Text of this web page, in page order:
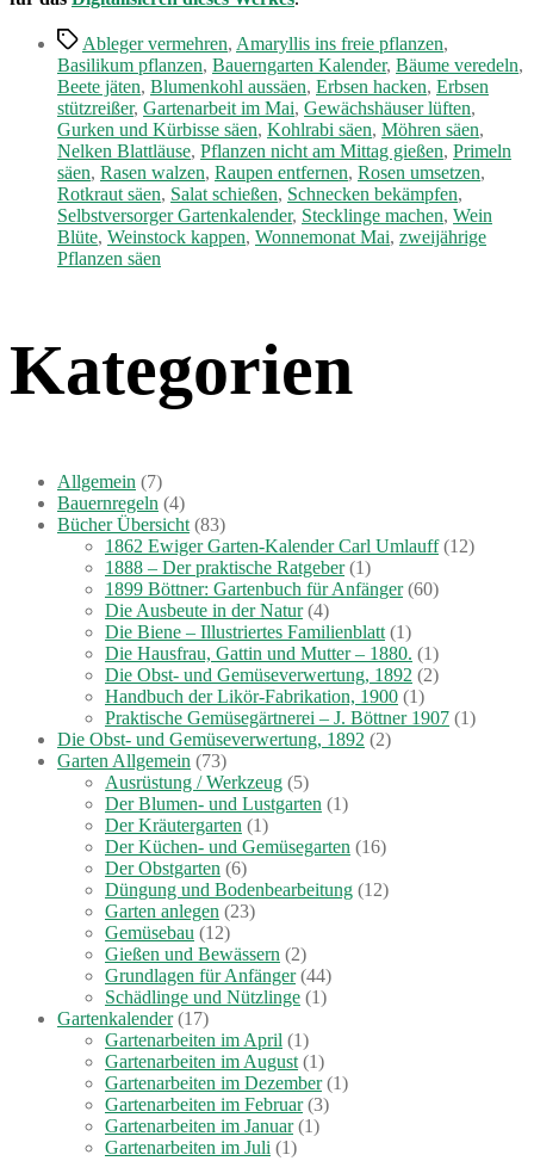
Schlagwörter
Ableger vermehren, Amaryllis ins freie pflanzen,
Basilikum pflanzen, Bauerngarten Kalender, Bäume veredeln,
Beete jäten, Blumenkohl aussäen, Erbsen hacken, Erbsen
stützreißer, Gartenarbeit im Mai, Gewächshäuser lüften,
Gurken und Kürbisse säen, Kohlrabi säen, Möhren säen,
Nelken Blattläuse, Pflanzen nicht am Mittag gießen, Primeln
säen, Rasen walzen, Raupen entfernen, Rosen umsetzen,
Rotkraut säen, Salat schießen, Schnecken bekämpfen,
Selbstversorger Gartenkalender, Stecklinge machen, Wein
Blüte, Weinstock kappen, Wonnemonat Mai, zweijährige
Pflanzen säen
Kategorien
Allgemein (7)
Bauernregeln (4)
Bücher Übersicht (83)
1862 Ewiger Garten-Kalender Carl Umlauff(12)
1888 – Der praktische Ratgeber(1)
1899 Böttner: Gartenbuch für Anfänger(60)
Die Ausbeute in der Natur(4)
Die Biene – Illustriertes Familienblatt (1)
Die Hausfrau, Gattin und Mutter – 1880. (1)
Die Obst- und Gemüseverwertung, 1892 (2)
Handbuch der Likör-Fabrikation, 1900 (1)
Praktische Gemüsegärtnerei – J. Böttner 1907 (1)
Die Obst- und Gemüseverwertung, 1892 (2)
Garten Allgemein (73)
Ausrüstung / Werkzeug (5)
Der Blumen- und Lustgarten (1)
Der Kräutergarten (1)
Der Küchen- und Gemüsegarten (16)
Der Obstgarten (6)
Düngung und Bodenbearbeitung (12)
Garten anlegen (23)
Gemüsebau (12)
Gießen und Bewässern (2)
Grundlagen für Anfänger(44)
Schädlinge und Nützlinge (1)
Gartenkalender(17)
Gartenarbeiten im April (1)
Gartenarbeiten im August (1)
Gartenarbeiten im Dezember(1)
Gartenarbeiten im Februar(3)
Gartenarbeiten im Januar(1)
Gartenarbeiten im Juli (1)